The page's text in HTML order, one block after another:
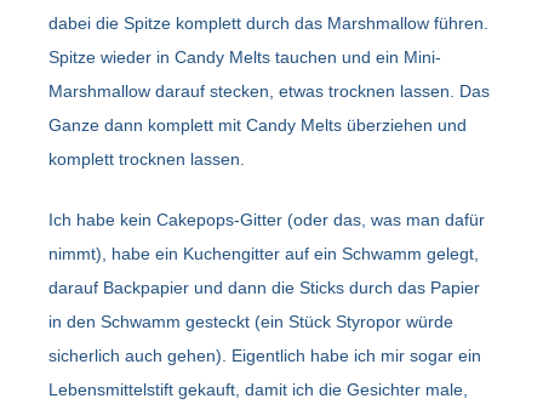
dabei die Spitze komplett durch das Marshmallow führen.
Spitze wieder in Candy Melts tauchen und ein Mini-
Marshmallow darauf stecken, etwas trocknen lassen. Das
Ganze dann komplett mit Candy Melts überziehen und
komplett trocknen lassen.
Ich habe kein Cakepops-Gitter (oder das, was man dafür
nimmt), habe ein Kuchengitter auf ein Schwamm gelegt,
darauf Backpapier und dann die Sticks durch das Papier
in den Schwamm gesteckt (ein Stück Styropor würde
sicherlich auch gehen). Eigentlich habe ich mir sogar ein
Lebensmittelstift gekauft, damit ich die Gesichter male,